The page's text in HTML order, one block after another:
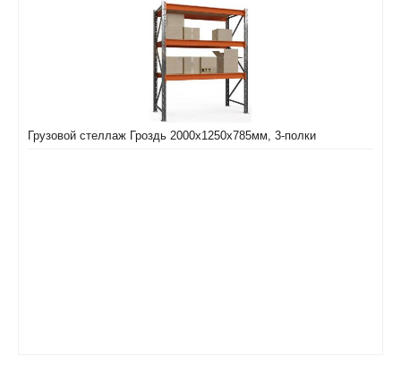
Грузовой стеллаж Гроздь 2000х1250х785мм, 3-полки